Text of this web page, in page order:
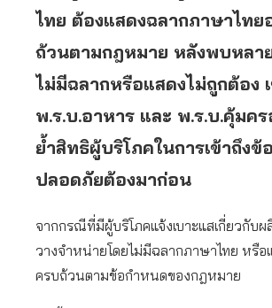
ไทย ต้องแสดงฉลากภาษาไทย
ถ้วนตามกฎหมาย หลังพบหล
ไม่มีฉลากหรือแสดงไม่ถูกต้อง
พ.ร.บ.อาหาร และ พ.ร.บ.คุ้มค
ย้ำสิทธิผู้บริโภคในการเข้าถึงข้
ปลอดภัยต้องมาก่อน
จากกรณีที่มีผู้บริโภคแจ้งเบาะแสเกี่ยวกับ
วางจำหน่ายโดยไม่มีฉลากภาษาไทย หรือ
ครบถ้วนตามข้อกำหนดของกฎหมาย